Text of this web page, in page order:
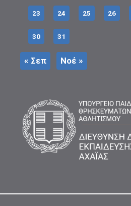
23 24 25 26
30 31
« Σεπ Νοέ »